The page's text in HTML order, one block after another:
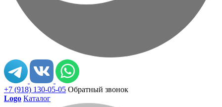
+7 (918) 130-05-05 Обратный звонок
Logo Каталог